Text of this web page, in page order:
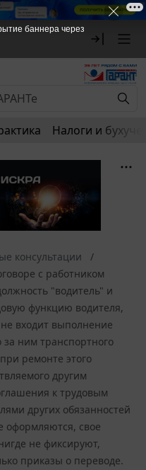
Налоги и
консультации
с работником
"водитель" и
функцию водителя,
входит выполнение
за ним транспортного
ремонте этого
другим
к трудовым
других обязанностей
оформляются, свое
не фиксируют,
приказы о переводе.
баннера через